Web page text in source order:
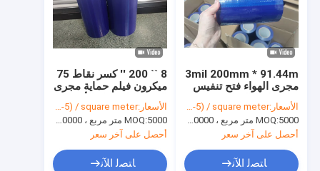
8 `` 200 '' كسر نقاط 75
ميكرون فيلم حماية مجرى
الهواء البلاستيك الأزرق
PE
الأسعار:USD(0.03-5) / square meter
MOQ:5000 متر مربع ، 10000 متر مربع مع الطباعة
أحصل على آخر سعر
ﺎﺘﺼﻟ ﺍﻶﻧ
3mil 200mm * 91.44m
مجرى الهواء فتح تنفيس
فيلم واقية التفاف ضد
الغبار
الأسعار:USD(0.03-5) / square meter
MOQ:5000 متر مربع ، 10000 متر مربع مع الطباعة
أحصل على آخر سعر
ﺎﺘﺼﻟ ﺍﻶﻧ